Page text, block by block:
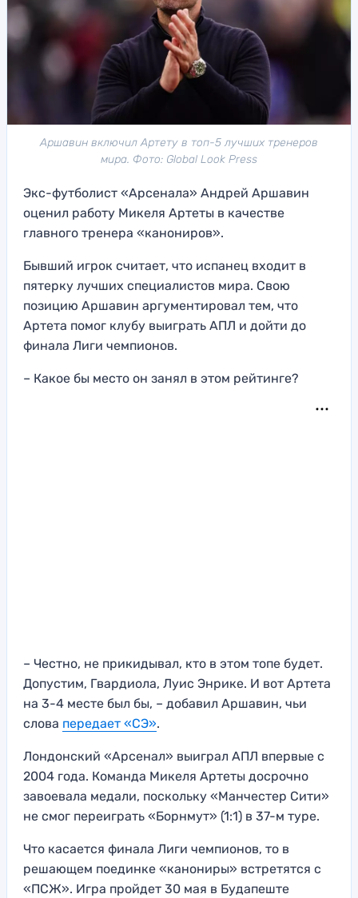
Аршавин включил Артету в топ-5 лучших тренеров
мира. Фото: Global Look Press
Экс-футболист «Арсенала» Андрей Аршавин
оценил работу Микеля Артеты в качестве
главного тренера «канониров».
Бывший игрок считает, что испанец входит в
пятерку лучших специалистов мира. Свою
позицию Аршавин аргументировал тем, что
Артета помог клубу выиграть АПЛ и дойти до
финала Лиги чемпионов.
– Какое бы место он занял в этом рейтинге?
– Честно, не прикидывал, кто в этом топе будет.
Допустим, Гвардиола, Луис Энрике. И вот Артета
на 3-4 месте был бы, – добавил Аршавин, чьи
слова передает «СЭ».
Лондонский «Арсенал» выиграл АПЛ впервые с
2004 года. Команда Микеля Артеты досрочно
завоевала медали, поскольку «Манчестер Сити»
не смог переиграть «Борнмут» (1:1) в 37-м туре.
Что касается финала Лиги чемпионов, то в
решающем поединке «канониры» встретятся с
«ПСЖ». Игра пройдет 30 мая в Будапеште